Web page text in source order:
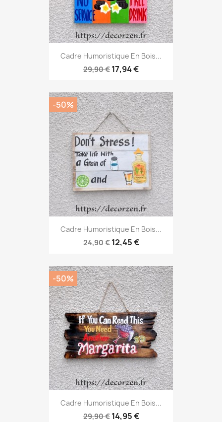
Cadre Humoristique En Bois...
29,90 € 17,94 €
Cadre Humoristique En Bois...
24,90 € 12,45 €
-50%
Cadre Humoristique En Bois...
29,90 € 14,95 €
-50%